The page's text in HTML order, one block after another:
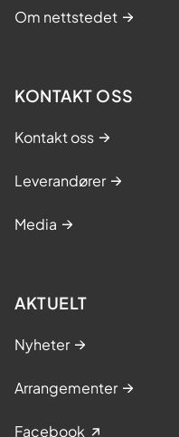
Om nettstedet
KONTAKT OSS
Kontakt oss
Leverandører
Media
AKTUELT
Nyheter
Arrangementer
Facebook